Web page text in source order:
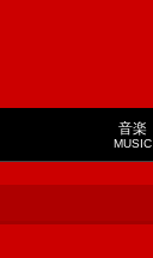
音楽
MUSIC